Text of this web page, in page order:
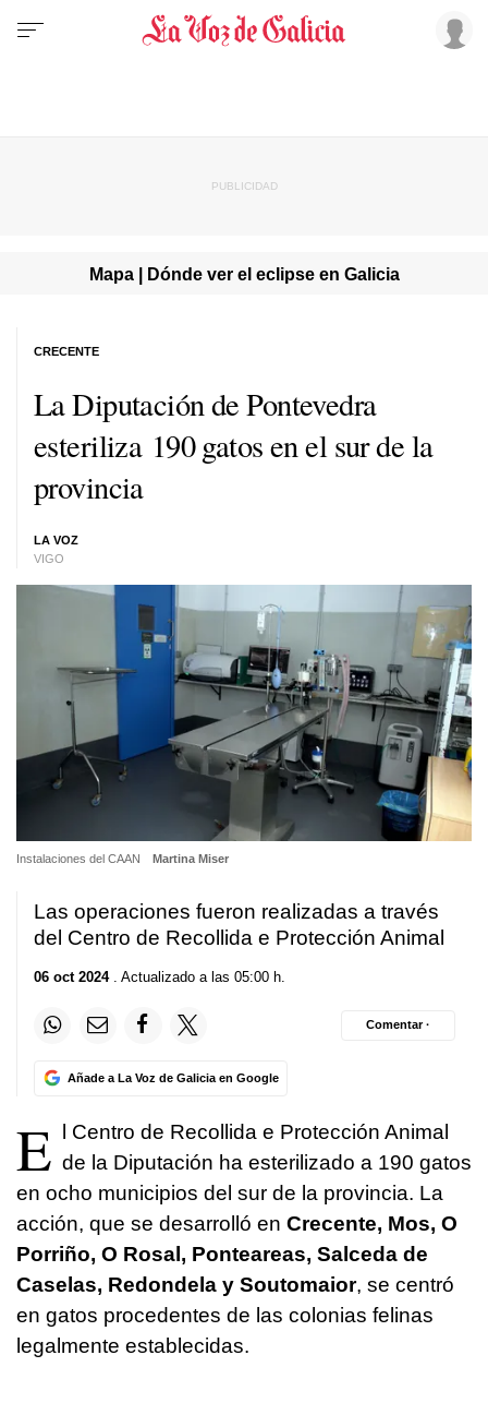
Mapa | Dónde ver el eclipse en Galicia
La Diputación de Pontevedra
esteriliza 190 gatos en el sur de la
provincia
LA VOZ
VIGO
CRECENTE
Instalaciones del CAAN Martina Miser
Las operaciones fueron realizadas a través
del Centro de Recollida e Protección Animal
06 oct 2024. Actualizado a las 05:00 h.
Añade a La Voz de Galicia en Google
Comentar ·
E l Centro de Recollida e Protección Animal
de la Diputación ha esterilizado a 190 gatos
en ocho municipios del sur de la provincia. La
acción, que se desarrolló en Crecente, Mos, O
Porriño, O Rosal, Ponteareas, Salceda de
Caselas, Redondela y Soutomaior, se centró
en gatos procedentes de las colonias felinas
legalmente establecidas.